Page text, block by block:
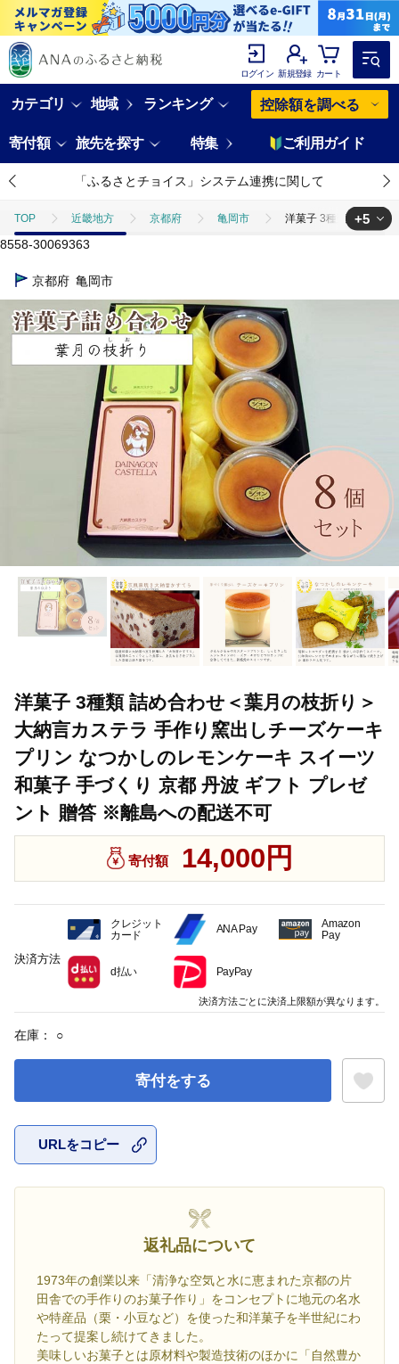
ログイン 新規登録 カート
カテゴリ 地域 ランキング 控除額を調べる
寄付額 旅先を探す 特集 ご利用ガイド
「ふるさとチョイス」システム連携に関して
TOP 近畿地方 京都府 亀岡市 洋菓子 3種類 詰め合わ
TOP パン・菓子類
TOP パン・菓子類
TOP パン・菓子類 洋菓子 ケーキ
パン・菓子類 洋菓子
パン・菓子類 洋菓子 カステラ
+5
8558-30069363
京都府 亀岡市
洋菓子 3種類 詰め合わせ＜葉月の枝折り＞
大納言カステラ 手作り窯出しチーズケーキ
プリン なつかしのレモンケーキ スイーツ
和菓子 手づくり 京都 丹波 ギフト プレゼ
ント 贈答 ※離島への配送不可
寄付額 14,000円
在庫： ○
寄付をする
URLをコピー
返礼品について
1973年の創業以来「清浄な空気と水に恵まれた京都の片
田舎での手作りのお菓子作り」をコンセプトに地元の名水
や特産品（栗・小豆など）を使った和洋菓子を半世紀にわ
たって提案し続けてきました。
美味しいお菓子とは原材料や製造技術のほかに「自然豊か
決済方法
クレジット
カード
ANA Pay
Amazon
Pay
d払い PayPay
決済方法ごとに決済上限額が異なります。